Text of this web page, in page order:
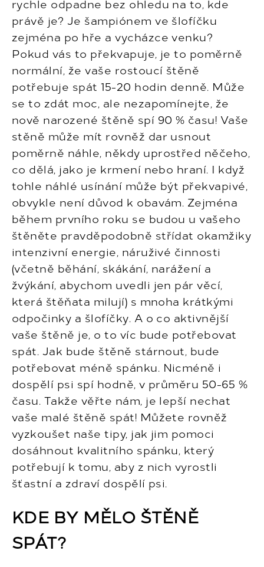
rychle odpadne bez ohledu na to, kde
právě je? Je šampiónem ve šlofíčku
zejména po hře a vycházce venku?
Pokud vás to překvapuje, je to poměrně
normální, že vaše rostoucí štěně
potřebuje spát 15-20 hodin denně. Může
se to zdát moc, ale nezapomínejte, že
nově narozené štěně spí 90 % času! Vaše
stěně může mít rovněž dar usnout
poměrně náhle, někdy uprostřed něčeho,
co dělá, jako je krmení nebo hraní. I když
tohle náhlé usínání může být překvapivé,
obvykle není důvod k obavám. Zejména
během prvního roku se budou u vašeho
štěněte pravděpodobně střídat okamžiky
intenzivní energie, náruživé činnosti
(včetně běhání, skákání, narážení a
žvýkání, abychom uvedli jen pár věcí,
která štěňata milují) s mnoha krátkými
odpočinky a šlofíčky. A o co aktivnější
vaše štěně je, o to víc bude potřebovat
spát. Jak bude štěně stárnout, bude
potřebovat méně spánku. Nicméně i
dospělí psi spí hodně, v průměru 50-65 %
času. Takže věřte nám, je lepší nechat
vaše malé štěně spát! Můžete rovněž
vyzkoušet naše tipy, jak jim pomoci
dosáhnout kvalitního spánku, který
potřebují k tomu, aby z nich vyrostli
šťastní a zdraví dospělí psi.
KDE BY MĚLO ŠTĚNĚ
SPÁT?